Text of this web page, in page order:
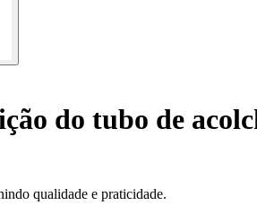
do tubo de
qualidade e praticidade.